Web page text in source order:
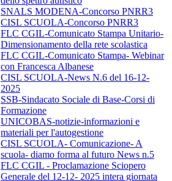
SNALS MODENA-Concorso PNRR3
CISL SCUOLA-Concorso PNRR3
FLC CGIL-Comunicato Stampa Unitario-
Dimensionamento della rete scolastica
FLC CGIL-Comunicato Stampa- Webinar
con Francesca Albanese
CISL SCUOLA-News N.6 del 16-12-
2025
SSB-Sindacato Sociale di Base-Corsi di
Formazione
UNICOBAS-notizie-informazioni e
materiali per l'autogestione
CISL SCUOLA- Comunicazione- A
scuola- diamo forma al futuro News n.5
FLC CGIL - Proclamazione Sciopero
Generale del 12-12- 2025 intera giornata